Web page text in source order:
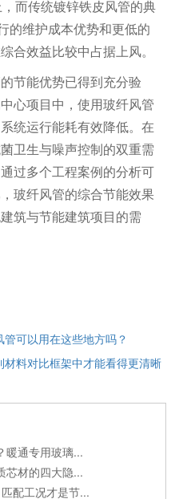
而传统镀锌铁皮风管的典
的维护成本优势和更低的
合效益比较中占据上风。
节能优势已得到充分验
心项目中，使用玻纤风管
统运行能耗有效降低。在
卫生与噪声控制的双重需
过多个工程案例的分析可
玻纤风管的综合节能效果
筑与节能建筑项目的需
可以用在这些地方吗？
料对比框架中才能看得更清晰
暖通专用玻璃...
芯材的四大隐...
配工况才是节...